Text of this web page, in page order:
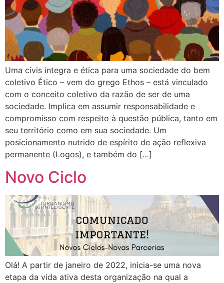
Uma civis íntegra e ética para uma sociedade do bem
coletivo Ético – vem do grego Ethos – está vinculado
com o conceito coletivo da razão de ser de uma
sociedade. Implica em assumir responsabilidade e
compromisso com respeito à questão pública, tanto em
seu território como em sua sociedade. Um
posicionamento nutrido de espírito de ação reflexiva
permanente (Logos), e também do […]
Novo Ciclo
Olá! A partir de janeiro de 2022, inicia-se uma nova
etapa da vida ativa desta organização na qual a